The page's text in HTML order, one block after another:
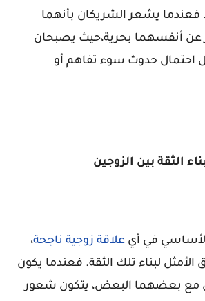
فعندما يشعر الشريكان بأنهما
عن أنفسهما بحرية،حيث يصبحان
احتمال حدوث سوء تفاهم أو
الثقة بين الزوجين
في أي علاقة زوجية ناجحة،
لبناء تلك الثقة. فعندما يكون
مع بعضهما البعض، يتكون شعور